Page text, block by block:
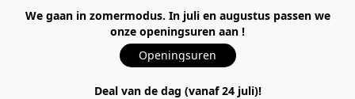
We gaan in zomermodus. In juli en augustus passen we
onze openingsuren aan !
Openingsuren
Deal van de dag (vanaf 24 juli)!